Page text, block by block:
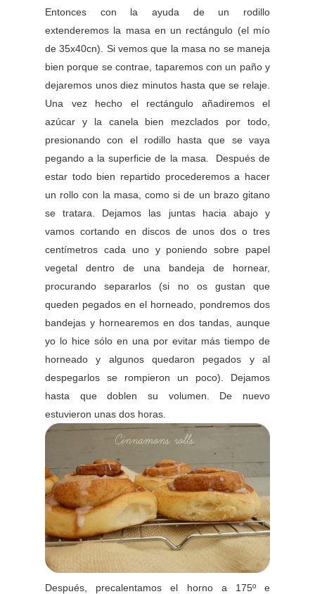
Entonces con la ayuda de un rodillo
extenderemos la masa en un rectángulo (el mío
de 35x40cn). Si vemos que la masa no se maneja
bien porque se contrae, taparemos con un paño y
dejaremos unos diez minutos hasta que se relaje.
Una vez hecho el rectángulo añadiremos el
azúcar y la canela bien mezclados por todo,
presionando con el rodillo hasta que se vaya
pegando a la superficie de la masa. Después de
estar todo bien repartido procederemos a hacer
un rollo con la masa, como si de un brazo gitano
se tratara. Dejamos las juntas hacia abajo y
vamos cortando en discos de unos dos o tres
centímetros cada uno y poniendo sobre papel
vegetal dentro de una bandeja de hornear,
procurando separarlos (si no os gustan que
queden pegados en el horneado, pondremos dos
bandejas y hornearemos en dos tandas, aunque
yo lo hice sólo en una por evitar más tiempo de
horneado y algunos quedaron pegados y al
despegarlos se rompieron un poco). Dejamos
hasta que doblen su volumen. De nuevo
estuvieron unas dos horas.
Después, precalentamos el horno a 175º e